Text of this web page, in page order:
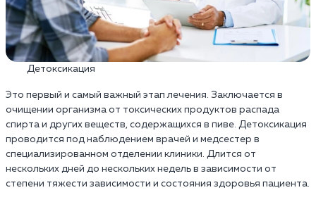
Детоксикация
Это первый и самый важный этап лечения. Заключается в
очищении организма от токсических продуктов распада
спирта и других веществ, содержащихся в пиве. Детоксикация
проводится под наблюдением врачей и медсестер в
специализированном отделении клиники. Длится от
нескольких дней до нескольких недель в зависимости от
степени тяжести зависимости и состояния здоровья пациента.